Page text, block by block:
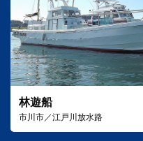
林遊船
市川市／江戸川放水路